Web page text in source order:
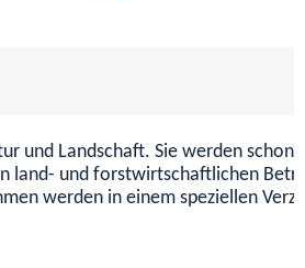
Landschaft. Sie werden schon
und forstwirtschaftlichen
werden in einem speziellen